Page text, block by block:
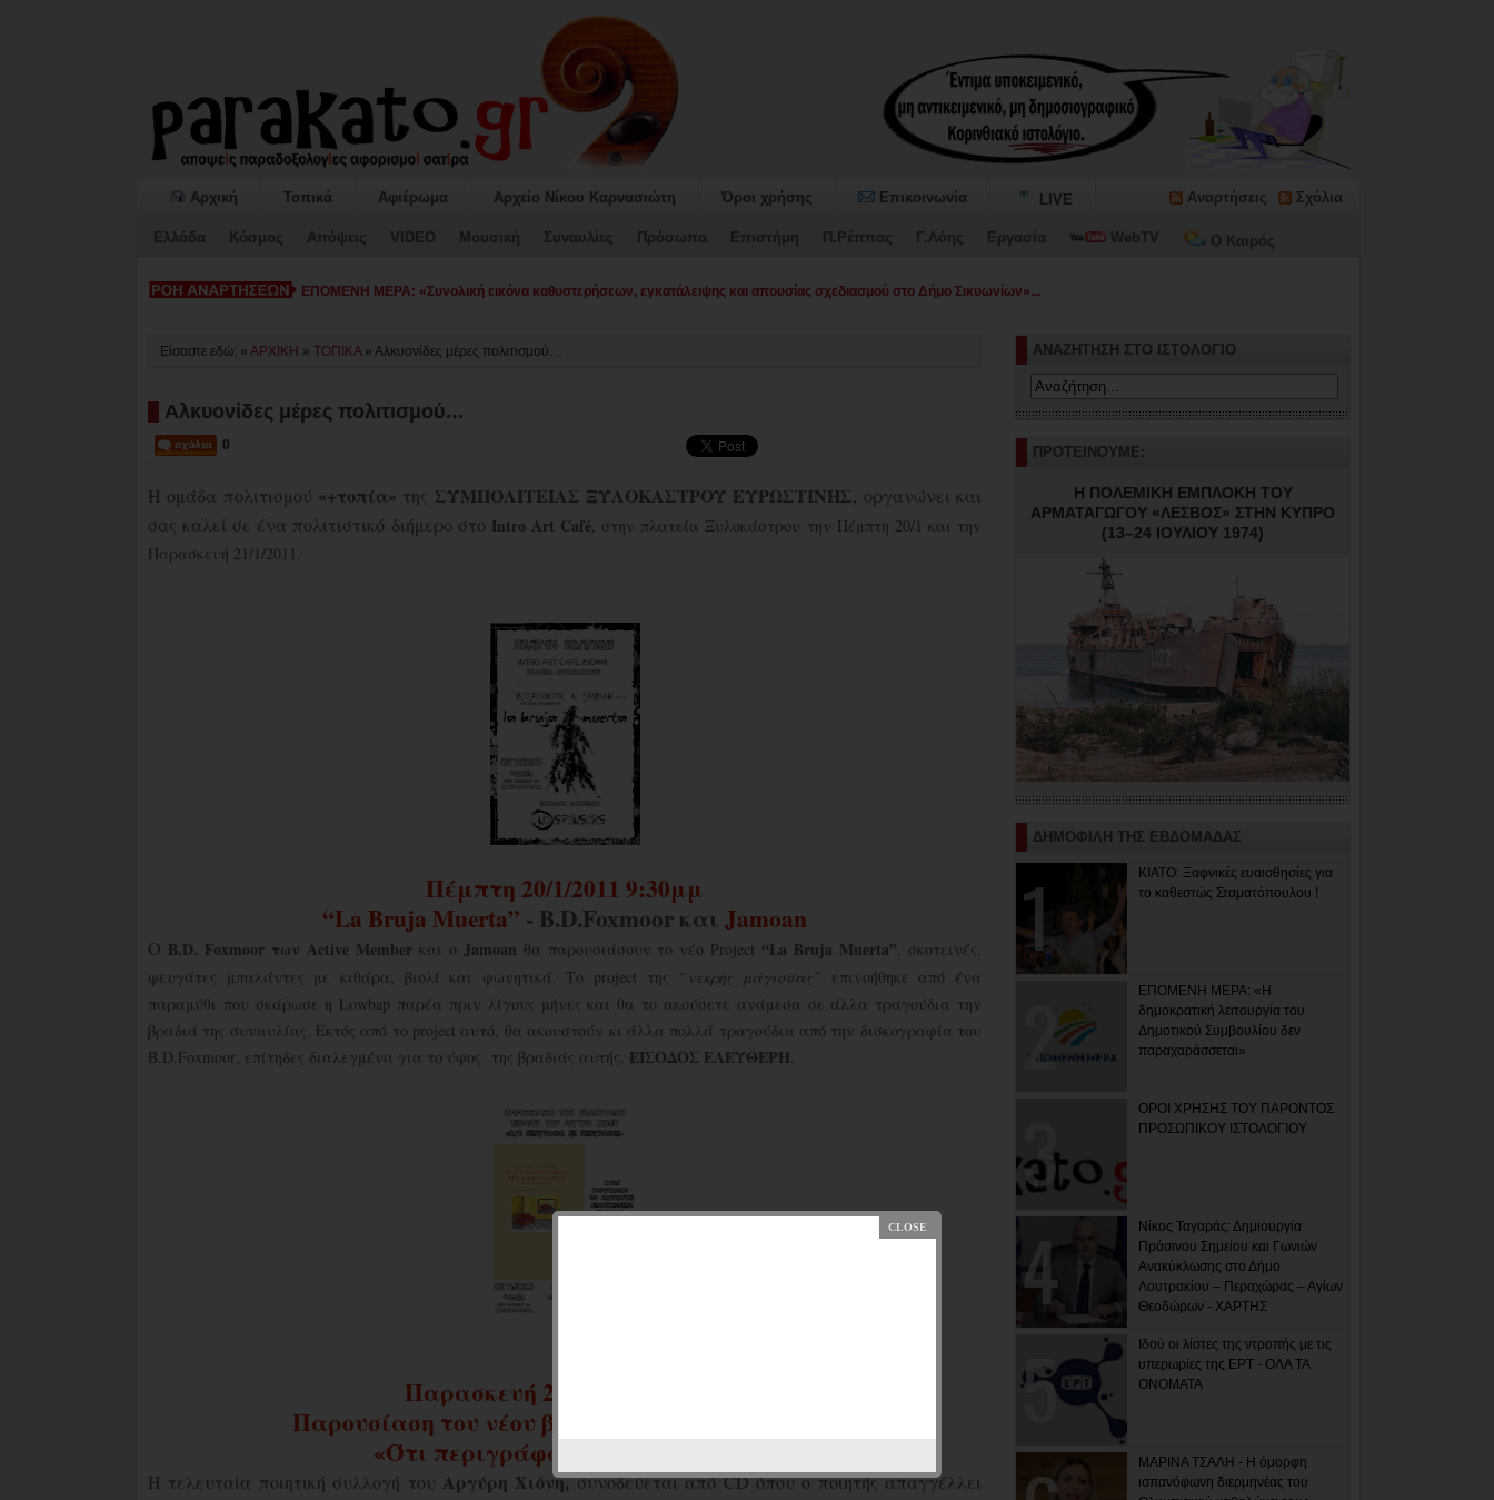
Αρχική Τοπικά Αφιέρωμα Αρχείο Νίκου Καρνασιώτη Όροι χρήσης Επικοινωνία LIVE Αναρτήσεις Σχόλια
Ελλάδα Κόσμος Απόψεις VIDEO Μουσική Συναυλίες Πρόσωπα Επιστήμη Π.Ρέππας Γ.Λόης Εργασία WebTV Ο Καιρός
ΕΠΟΜΕΝΗ ΜΕΡΑ: «Συνολική εικόνα καθυστερήσεων, εγκατάλειψης και απουσίας σχεδιασμού στο Δήμο Σικυωνίων»...
Είσαστε εδώ: » ΑΡΧΙΚΗ » ΤΟΠΙΚΑ» Αλκυονίδες μέρες πολιτισμού…
Αλκυονίδες μέρες πολιτισμού…
0
Η ομάδα πολιτισμού «+τοπία» της ΣΥΜΠΟΛΙΤΕΙΑΣ ΞΥΛΟΚΑΣΤΡΟΥ ΕΥΡΩΣΤΙΝΗΣ , οργανώνει και
σας καλεί σε ένα πολιτιστικό διήμερο στο Intro Art Café, στην πλατεία Ξυλοκάστρου την Πέμπτη 20/1 και την
Παρασκευή 21/1/2011.
Πέμπτη20/1/2011 9:30μμ
“La Bruja Muerta” - B.D.Foxmoorκαι Jamoan
Ο B.D. Foxmoor των Active Member και ο Jamoan θα παρουσιάσουν το νέο Project “La Bruja Muerta”, σκοτεινές,
φευγάτες μπαλάντες με κιθάρα, βιολί και φωνητικά. Το project της “νεκρής μάγισσας” επινοήθηκε από ένα
παραμύθι που σκάρωσε η Lowbap παρέα πριν λίγους μήνες και θα το ακούσετε ανάμεσα σε άλλα τραγούδια την
βραδιά της συναυλίας. Εκτός από το project αυτό, θα ακουστούν κι άλλα πολλά τραγούδια από την δισκογραφία του
B.D.Foxmoor, επίτηδες διαλεγμένα για το ύφος της βραδιάς αυτής. ΕΙΣΟΔΟΣ ΕΛΕΥΘΕΡΗ.
Παρασκευή 21/1/2011 9:30μμ
Παρουσίαση του νέου βιβλίου του Αργύρη
«Ότι περιγράφω με περιγράφει».
Η τελευταία ποιητική συλλογή του Αργύρη Χιόνη,συνοδεύεται απόCDόπου ο ποιητής απαγγέλλει
ΑΝΑΖΗΤΗΣΗ ΣΤΟ ΙΣΤΟΛΟΓΙΟ
ΠΡΟΤΕΙΝΟΥΜΕ:
Η ΠΟΛΕΜΙΚΗ ΕΜΠΛΟΚΗ ΤΟΥ
ΑΡΜΑΤΑΓΩΓΟΥ «ΛΕΣΒΟΣ» ΣΤΗΝ ΚΥΠΡΟ
(13–24 ΙΟΥΛΙΟΥ 1974)
ΔΗΜΟΦΙΛΗ ΤΗΣ ΕΒΔΟΜΑΔΑΣ
ΚΙΑΤΟ: Ξαφνικές ευαισθησίες για
το καθεστώς Σταματόπουλου !
ΕΠΟΜΕΝΗ ΜΕΡΑ: «Η
δημοκρατική λειτουργία του
Δημοτικού Συμβουλίου δεν
παραχαράσσεται»
ΟΡΟΙ ΧΡΗΣΗΣ ΤΟΥ ΠΑΡΟΝΤΟΣ
ΠΡΟΣΩΠΙΚΟΥ ΙΣΤΟΛΟΓΙΟΥ
Νίκος Ταγαράς: Δημιουργία
Πράσινου Σημείου και Γωνιών
Ανακύκλωσης στο Δήμο
Λουτρακίου – Περαχώρας – Αγίων
Θεοδώρων - ΧΑΡΤΗΣ
Ιδού οι λίστες της ντροπής με τις
υπερωρίες της ΕΡΤ - ΟΛΑ ΤΑ
ΟΝΟΜΑΤΑ
ΜΑΡΙΝΑ ΤΣΑΛΗ - Η όμορφη
ισπανόφωνη διερμηνέας του